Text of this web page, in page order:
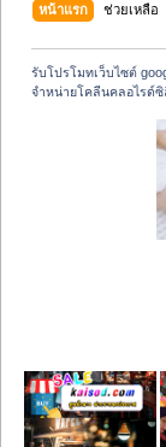
หน้าแรก ช่วยเหลือ
รับโปรโมทเว็บไซต์
จำหน่ายโคลีนคลอไรด์ซิ